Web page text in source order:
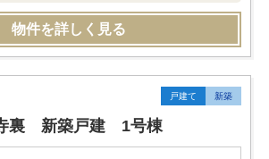
物件を詳しく見る
戸建て 新築
裏 新築戸建 1号棟